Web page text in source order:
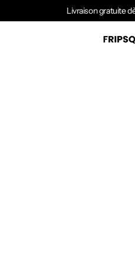
Livraison gratuite